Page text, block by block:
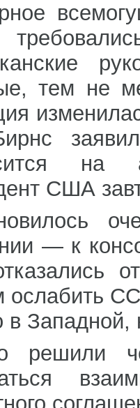
тем не
на
США
— к
в
решили